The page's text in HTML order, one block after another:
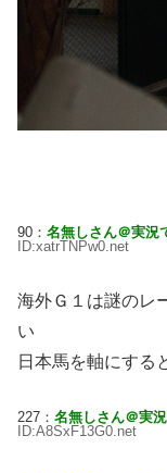
90： 名無しさん＠実況
ID:xatrTNPw0.net
海外Ｇ１は謎のレ
い
日本馬を軸にする
227： 名無しさん＠実
ID:A8SxF13G0.net